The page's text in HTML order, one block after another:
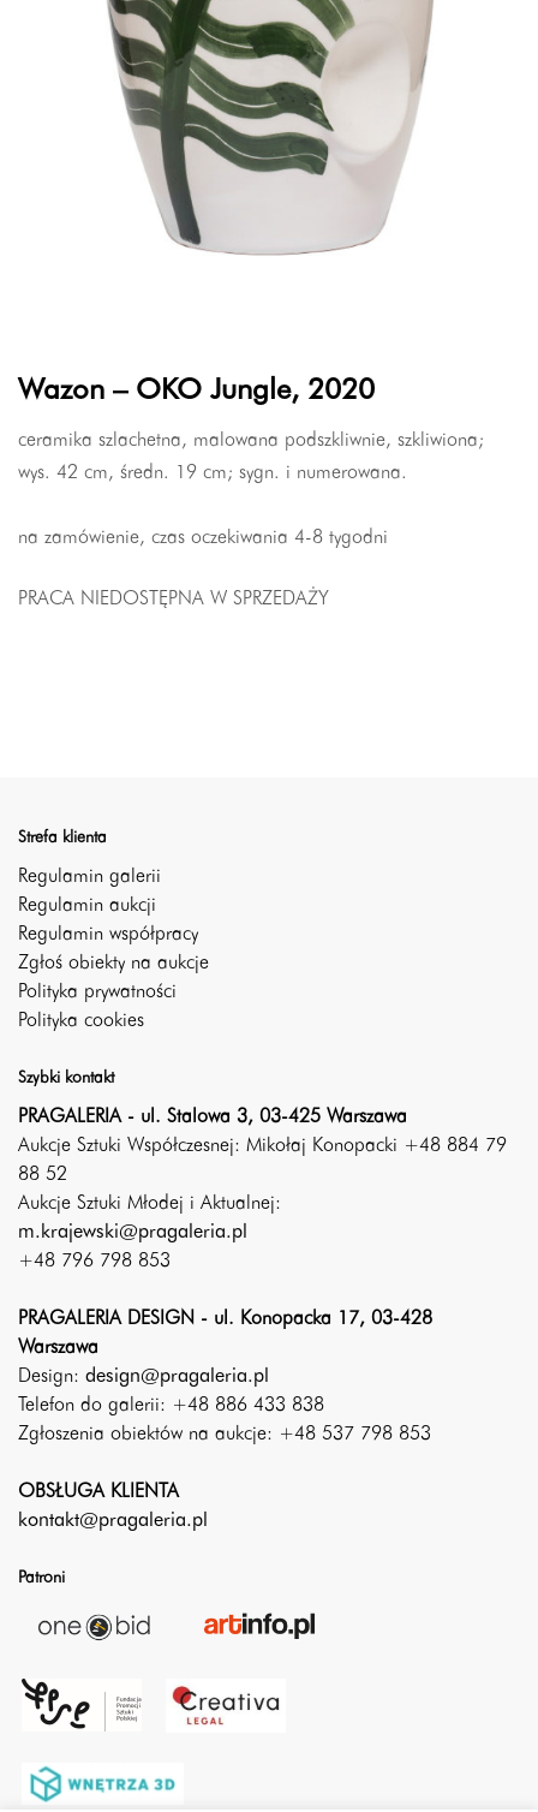
Wazon – OKO Jungle, 2020
ceramika szlachetna, malowana podszkliwnie, szkliwiona;
wys. 42 cm, średn. 19 cm; sygn. i numerowana.
na zamówienie, czas oczekiwania 4-8 tygodni
PRACA NIEDOSTĘPNA W SPRZEDAŻY
Strefa klienta
Regulamin galerii
Regulamin aukcji
Regulamin współpracy
Zgłoś obiekty na aukcje
Polityka prywatności
Polityka cookies
Szybki kontakt
PRAGALERIA - ul. Stalowa 3, 03-425 Warszawa
Aukcje Sztuki Współczesnej: Mikołaj Konopacki +48 884 79
88 52
Aukcje Sztuki Młodej i Aktualnej:
m.krajewski@pragaleria.pl
+48 796 798 853
PRAGALERIA DESIGN - ul. Konopacka 17, 03-428
Warszawa
Design: design@pragaleria.pl
Telefon do galerii: +48 886 433 838
Zgłoszenia obiektów na aukcje: +48 537 798 853
OBSŁUGA KLIENTA
kontakt@pragaleria.pl
Patroni